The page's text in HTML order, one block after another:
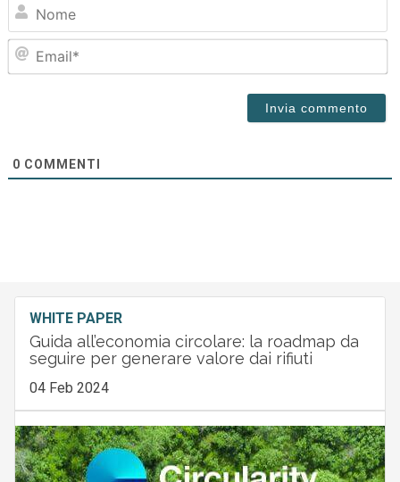
0 COMMENTI
WHITE PAPER
Guida all’economia circolare: la roadmap da
seguire per generare valore dai rifiuti
04 Feb 2024